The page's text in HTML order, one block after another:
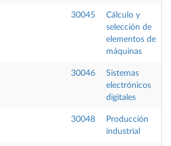
30045
Cálculo y
selección de
elementos de
máquinas
30046
Sistemas
electrónicos
digitales
30048
Producción
industrial